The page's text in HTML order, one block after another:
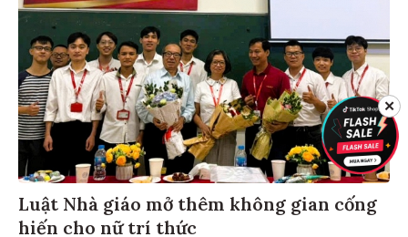
Luật Nhà giáo mở thêm không gian cống
hiến cho nữ trí thức
✕